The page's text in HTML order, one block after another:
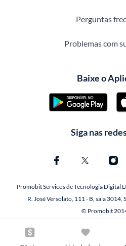
Perguntas
Problemas com
Baixe o
Siga nas
Promobit Servicos de Tecnologia Digital
R. José Versolato, 111 - B, sala 3014,
© Promobit